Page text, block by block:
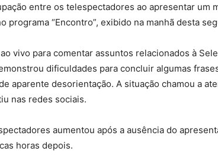
entre os telespectadores ao apresentar um
programa “Encontro”, exibido na manhã desta
vivo para comentar assuntos relacionados à
dificuldades para concluir algumas
aparente desorientação. A situação chamou a
nas redes sociais.
aumentou após a ausência do
horas depois.